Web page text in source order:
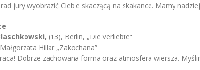
jury wyobrazić Ciebie skaczącą na skakance. Mamy
(13), Berlin, „Die Verliebte“
Hillar „Zakochana”
Dobrze zachowana forma oraz atmosfera wiersza.